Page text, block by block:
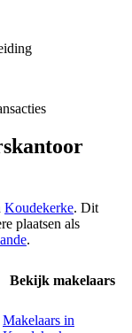
Koudekerke. Dit
plaatsen als
.
Bekijk makelaars
Makelaars in